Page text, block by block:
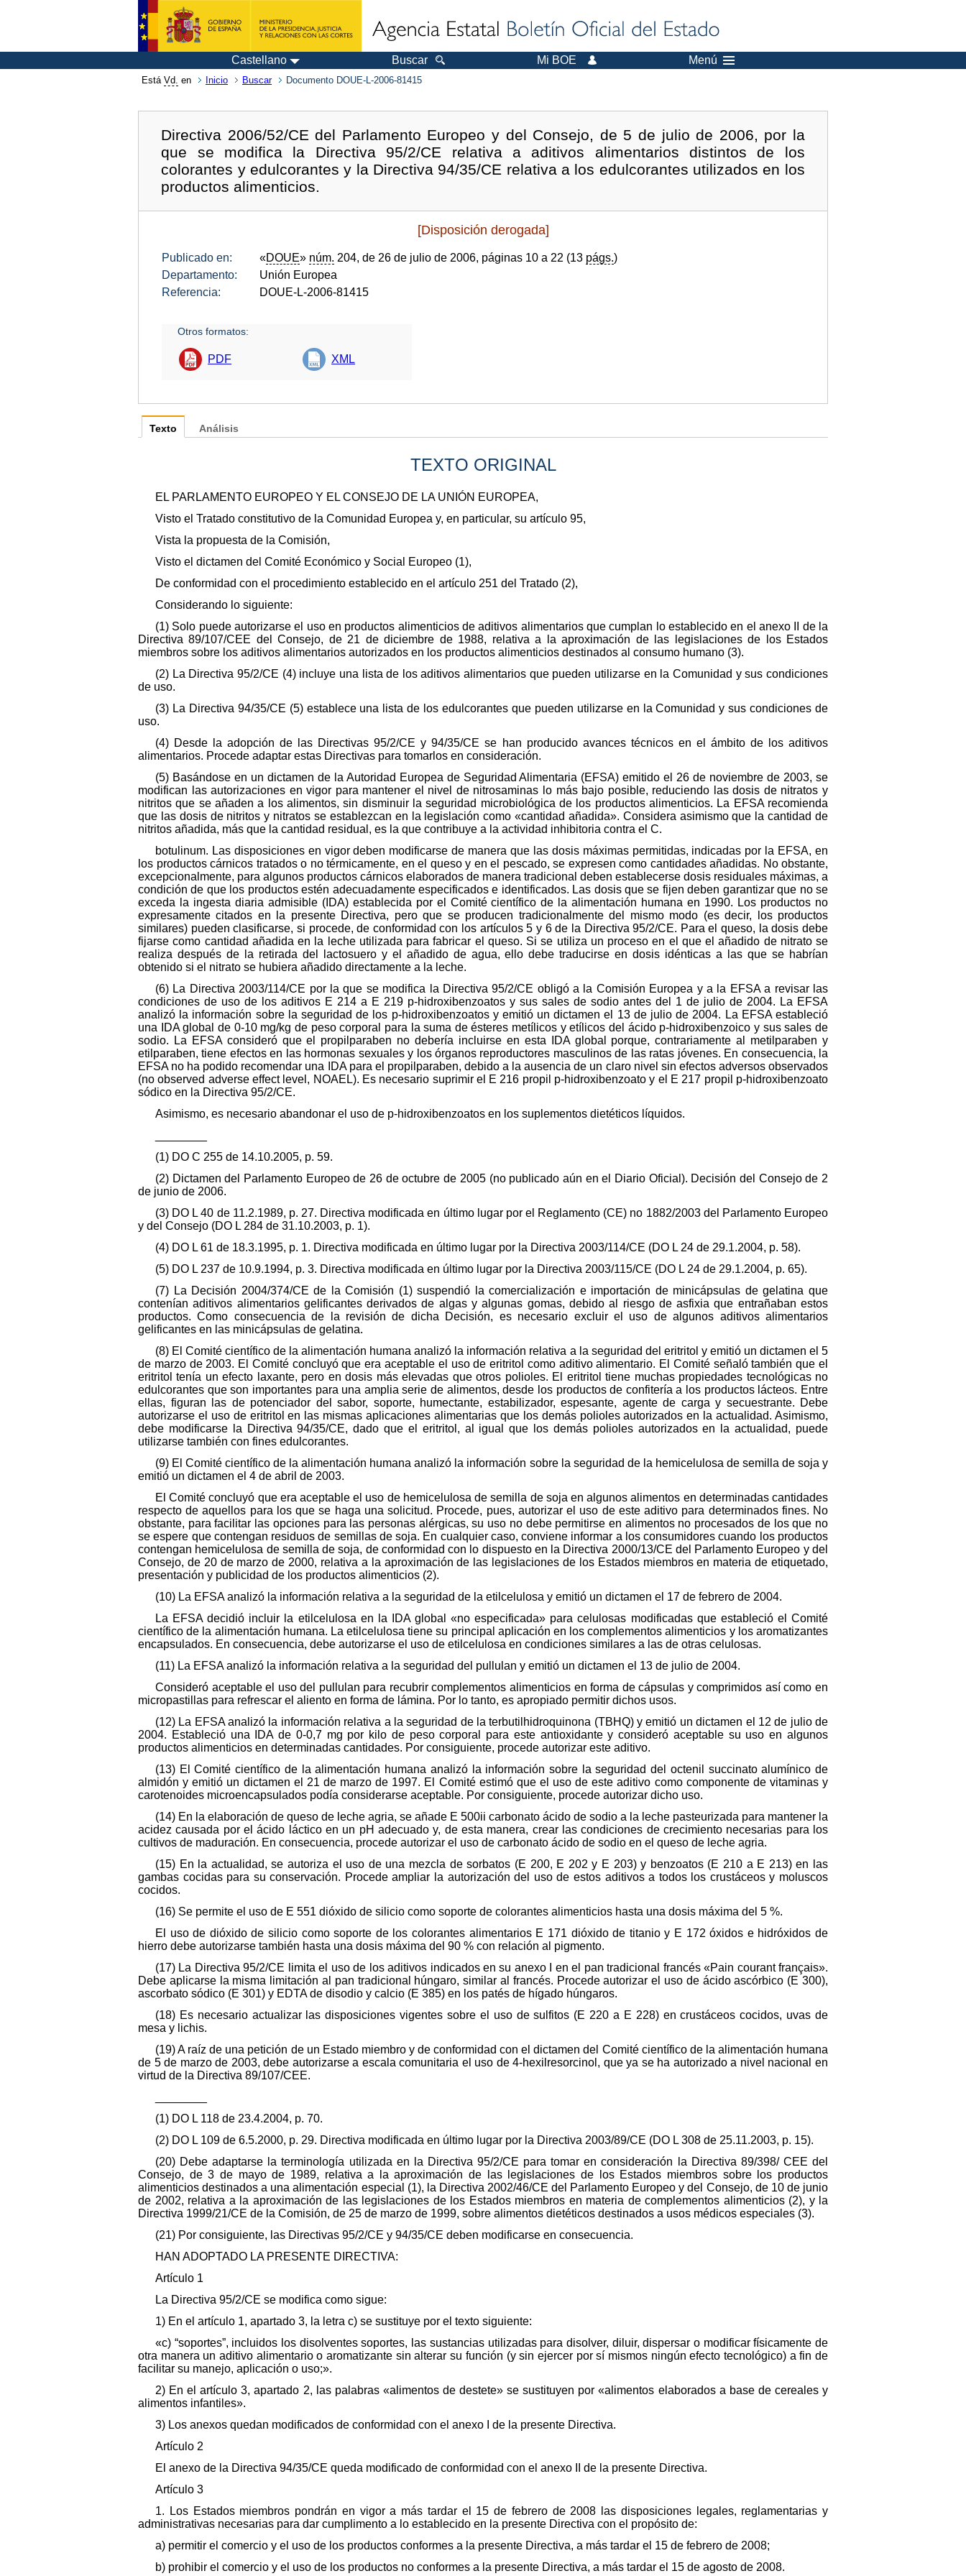
Castellano Buscar Mi BOE Menú
Está Vd. en Inicio Buscar Documento DOUE-L-2006-81415
Directiva 2006/52/CE del Parlamento Europeo y del Consejo, de 5 de julio de 2006, por la
que se modifica la Directiva 95/2/CE relativa a aditivos alimentarios distintos de los
colorantes y edulcorantes y la Directiva 94/35/CE relativa a los edulcorantes utilizados en los
productos alimenticios.
[Disposición derogada]
Publicado en: «DOUE» núm. 204, de 26 de julio de 2006, páginas 10 a 22 (13 págs.)
Departamento:
Unión Europea
Referencia:
DOUE-L-2006-81415
Otros formatos:
PDF XML
Texto
TEXTO ORIGINAL
EL PARLAMENTO EUROPEO Y EL CONSEJO DE LA UNIÓN EUROPEA,
Visto el Tratado constitutivo de la Comunidad Europea y, en particular, su artículo 95,
Vista la propuesta de la Comisión,
Visto el dictamen del Comité Económico y Social Europeo (1),
De conformidad con el procedimiento establecido en el artículo 251 del Tratado (2),
Considerando lo siguiente:
(1) Solo puede autorizarse el uso en productos alimenticios de aditivos alimentarios que cumplan lo establecido en el anexo II de la
Directiva 89/107/CEE del Consejo, de 21 de diciembre de 1988, relativa a la aproximación de las legislaciones de los Estados
miembros sobre los aditivos alimentarios autorizados en los productos alimenticios destinados al consumo humano (3).
(2) La Directiva 95/2/CE (4) incluye una lista de los aditivos alimentarios que pueden utilizarse en la Comunidad y sus condiciones
de uso.
(3) La Directiva 94/35/CE (5) establece una lista de los edulcorantes que pueden utilizarse en la Comunidad y sus condiciones de
uso.
(4) Desde la adopción de las Directivas 95/2/CE y 94/35/CE se han producido avances técnicos en el ámbito de los aditivos
alimentarios. Procede adaptar estas Directivas para tomarlos en consideración.
(5) Basándose en un dictamen de la Autoridad Europea de Seguridad Alimentaria (EFSA) emitido el 26 de noviembre de 2003, se
modifican las autorizaciones en vigor para mantener el nivel de nitrosaminas lo más bajo posible, reduciendo las dosis de nitratos y
nitritos que se añaden a los alimentos, sin disminuir la seguridad microbiológica de los productos alimenticios. La EFSA recomienda
que las dosis de nitritos y nitratos se establezcan en la legislación como «cantidad añadida». Considera asimismo que la cantidad de
nitritos añadida, más que la cantidad residual, es la que contribuye a la actividad inhibitoria contra el C.
botulinum. Las disposiciones en vigor deben modificarse de manera que las dosis máximas permitidas, indicadas por la EFSA, en
los productos cárnicos tratados o no térmicamente, en el queso y en el pescado, se expresen como cantidades añadidas. No obstante,
excepcionalmente, para algunos productos cárnicos elaborados de manera tradicional deben establecerse dosis residuales máximas, a
condición de que los productos estén adecuadamente especificados e identificados. Las dosis que se fijen deben garantizar que no se
exceda la ingesta diaria admisible (IDA) establecida por el Comité científico de la alimentación humana en 1990. Los productos no
expresamente citados en la presente Directiva, pero que se producen tradicionalmente del mismo modo (es decir, los productos
similares) pueden clasificarse, si procede, de conformidad con los artículos 5 y 6 de la Directiva 95/2/CE. Para el queso, la dosis debe
fijarse como cantidad añadida en la leche utilizada para fabricar el queso. Si se utiliza un proceso en el que el añadido de nitrato se
realiza después de la retirada del lactosuero y el añadido de agua, ello debe traducirse en dosis idénticas a las que se habrían
obtenido si el nitrato se hubiera añadido directamente a la leche.
(6) La Directiva 2003/114/CE por la que se modifica la Directiva 95/2/CE obligó a la Comisión Europea y a la EFSA a revisar las
condiciones de uso de los aditivos E 214 a E 219 p-hidroxibenzoatos y sus sales de sodio antes del 1 de julio de 2004. La EFSA
analizó la información sobre la seguridad de los p-hidroxibenzoatos y emitió un dictamen el 13 de julio de 2004. La EFSA estableció
una IDA global de 0‑10 mg/kg de peso corporal para la suma de ésteres metílicos y etílicos del ácido p‑hidroxibenzoico y sus sales de
sodio. La EFSA consideró que el propilparaben no debería incluirse en esta IDA global porque, contrariamente al metilparaben y
etilparaben, tiene efectos en las hormonas sexuales y los órganos reproductores masculinos de las ratas jóvenes. En consecuencia, la
EFSA no ha podido recomendar una IDA para el propilparaben, debido a la ausencia de un claro nivel sin efectos adversos observados
(no observed adverse effect level, NOAEL). Es necesario suprimir el E 216 propil p-hidroxibenzoato y el E 217 propil p‑hidroxibenzoato
sódico en la Directiva 95/2/CE.
Asimismo, es necesario abandonar el uso de p‑hidroxibenzoatos en los suplementos dietéticos líquidos.
(1) DO C 255 de 14.10.2005, p. 59.
(2) Dictamen del Parlamento Europeo de 26 de octubre de 2005 (no publicado aún en el Diario Oficial). Decisión del Consejo de 2
de junio de 2006.
(3) DO L 40 de 11.2.1989, p. 27. Directiva modificada en último lugar por el Reglamento (CE) no 1882/2003 del Parlamento Europeo
y del Consejo (DO L 284 de 31.10.2003, p. 1).
(4) DO L 61 de 18.3.1995, p. 1. Directiva modificada en último lugar por la Directiva 2003/114/CE (DO L 24 de 29.1.2004, p. 58).
(5) DO L 237 de 10.9.1994, p. 3. Directiva modificada en último lugar por la Directiva 2003/115/CE (DO L 24 de 29.1.2004, p. 65).
(7) La Decisión 2004/374/CE de la Comisión (1) suspendió la comercialización e importación de minicápsulas de gelatina que
contenían aditivos alimentarios gelificantes derivados de algas y algunas gomas, debido al riesgo de asfixia que entrañaban estos
productos. Como consecuencia de la revisión de dicha Decisión, es necesario excluir el uso de algunos aditivos alimentarios
gelificantes en las minicápsulas de gelatina.
(8) El Comité científico de la alimentación humana analizó la información relativa a la seguridad del eritritol y emitió un dictamen el 5
de marzo de 2003. El Comité concluyó que era aceptable el uso de eritritol como aditivo alimentario. El Comité señaló también que el
eritritol tenía un efecto laxante, pero en dosis más elevadas que otros polioles. El eritritol tiene muchas propiedades tecnológicas no
edulcorantes que son importantes para una amplia serie de alimentos, desde los productos de confitería a los productos lácteos. Entre
ellas, figuran las de potenciador del sabor, soporte, humectante, estabilizador, espesante, agente de carga y secuestrante. Debe
autorizarse el uso de eritritol en las mismas aplicaciones alimentarias que los demás polioles autorizados en la actualidad. Asimismo,
debe modificarse la Directiva 94/35/CE, dado que el eritritol, al igual que los demás polioles autorizados en la actualidad, puede
utilizarse también con fines edulcorantes.
(9) El Comité científico de la alimentación humana analizó la información sobre la seguridad de la hemicelulosa de semilla de soja y
emitió un dictamen el 4 de abril de 2003.
El Comité concluyó que era aceptable el uso de hemicelulosa de semilla de soja en algunos alimentos en determinadas cantidades
respecto de aquellos para los que se haga una solicitud. Procede, pues, autorizar el uso de este aditivo para determinados fines. No
obstante, para facilitar las opciones para las personas alérgicas, su uso no debe permitirse en alimentos no procesados de los que no
se espere que contengan residuos de semillas de soja. En cualquier caso, conviene informar a los consumidores cuando los productos
contengan hemicelulosa de semilla de soja, de conformidad con lo dispuesto en la Directiva 2000/13/CE del Parlamento Europeo y del
Consejo, de 20 de marzo de 2000, relativa a la aproximación de las legislaciones de los Estados miembros en materia de etiquetado,
presentación y publicidad de los productos alimenticios (2).
(10) La EFSA analizó la información relativa a la seguridad de la etilcelulosa y emitió un dictamen el 17 de febrero de 2004.
La EFSA decidió incluir la etilcelulosa en la IDA global «no especificada» para celulosas modificadas que estableció el Comité
científico de la alimentación humana. La etilcelulosa tiene su principal aplicación en los complementos alimenticios y los aromatizantes
encapsulados. En consecuencia, debe autorizarse el uso de etilcelulosa en condiciones similares a las de otras celulosas.
(11) La EFSA analizó la información relativa a la seguridad del pullulan y emitió un dictamen el 13 de julio de 2004.
Consideró aceptable el uso del pullulan para recubrir complementos alimenticios en forma de cápsulas y comprimidos así como en
micropastillas para refrescar el aliento en forma de lámina. Por lo tanto, es apropiado permitir dichos usos.
(12) La EFSA analizó la información relativa a la seguridad de la terbutilhidroquinona (TBHQ) y emitió un dictamen el 12 de julio de
2004. Estableció una IDA de 0‑0,7 mg por kilo de peso corporal para este antioxidante y consideró aceptable su uso en algunos
productos alimenticios en determinadas cantidades. Por consiguiente, procede autorizar este aditivo.
(13) El Comité científico de la alimentación humana analizó la información sobre la seguridad del octenil succinato alumínico de
almidón y emitió un dictamen el 21 de marzo de 1997. El Comité estimó que el uso de este aditivo como componente de vitaminas y
carotenoides microencapsulados podía considerarse aceptable. Por consiguiente, procede autorizar dicho uso.
(14) En la elaboración de queso de leche agria, se añade E 500ii carbonato ácido de sodio a la leche pasteurizada para mantener la
acidez causada por el ácido láctico en un pH adecuado y, de esta manera, crear las condiciones de crecimiento necesarias para los
cultivos de maduración. En consecuencia, procede autorizar el uso de carbonato ácido de sodio en el queso de leche agria.
(15) En la actualidad, se autoriza el uso de una mezcla de sorbatos (E 200, E 202 y E 203) y benzoatos (E 210 a E 213) en las
gambas cocidas para su conservación. Procede ampliar la autorización del uso de estos aditivos a todos los crustáceos y moluscos
cocidos.
(16) Se permite el uso de E 551 dióxido de silicio como soporte de colorantes alimenticios hasta una dosis máxima del 5 %.
El uso de dióxido de silicio como soporte de los colorantes alimentarios E 171 dióxido de titanio y E 172 óxidos e hidróxidos de
hierro debe autorizarse también hasta una dosis máxima del 90 % con relación al pigmento.
(17) La Directiva 95/2/CE limita el uso de los aditivos indicados en su anexo I en el pan tradicional francés «Pain courant français».
Debe aplicarse la misma limitación al pan tradicional húngaro, similar al francés. Procede autorizar el uso de ácido ascórbico (E 300),
ascorbato sódico (E 301) y EDTA de disodio y calcio (E 385) en los patés de hígado húngaros.
(18) Es necesario actualizar las disposiciones vigentes sobre el uso de sulfitos (E 220 a E 228) en crustáceos cocidos, uvas de
mesa y lichis.
(19) A raíz de una petición de un Estado miembro y de conformidad con el dictamen del Comité científico de la alimentación humana
de 5 de marzo de 2003, debe autorizarse a escala comunitaria el uso de 4‑hexilresorcinol, que ya se ha autorizado a nivel nacional en
virtud de la Directiva 89/107/CEE.
(1) DO L 118 de 23.4.2004, p. 70.
(2) DO L 109 de 6.5.2000, p. 29. Directiva modificada en último lugar por la Directiva 2003/89/CE (DO L 308 de 25.11.2003, p. 15).
(20) Debe adaptarse la terminología utilizada en la Directiva 95/2/CE para tomar en consideración la Directiva 89/398/ CEE del
Consejo, de 3 de mayo de 1989, relativa a la aproximación de las legislaciones de los Estados miembros sobre los productos
alimenticios destinados a una alimentación especial (1), la Directiva 2002/46/CE del Parlamento Europeo y del Consejo, de 10 de junio
de 2002, relativa a la aproximación de las legislaciones de los Estados miembros en materia de complementos alimenticios (2), y la
Directiva 1999/21/CE de la Comisión, de 25 de marzo de 1999, sobre alimentos dietéticos destinados a usos médicos especiales (3).
(21) Por consiguiente, las Directivas 95/2/CE y 94/35/CE deben modificarse en consecuencia.
HAN ADOPTADO LA PRESENTE DIRECTIVA:
Artículo 1
La Directiva 95/2/CE se modifica como sigue:
1) En el artículo 1, apartado 3, la letra c) se sustituye por el texto siguiente:
«c) “soportes”, incluidos los disolventes soportes, las sustancias utilizadas para disolver, diluir, dispersar o modificar físicamente de
otra manera un aditivo alimentario o aromatizante sin alterar su función (y sin ejercer por sí mismos ningún efecto tecnológico) a fin de
facilitar su manejo, aplicación o uso;».
2) En el artículo 3, apartado 2, las palabras «alimentos de destete» se sustituyen por «alimentos elaborados a base de cereales y
alimentos infantiles».
3) Los anexos quedan modificados de conformidad con el anexo I de la presente Directiva.
Artículo 2
El anexo de la Directiva 94/35/CE queda modificado de conformidad con el anexo II de la presente Directiva.
Artículo 3
1. Los Estados miembros pondrán en vigor a más tardar el 15 de febrero de 2008 las disposiciones legales, reglamentarias y
administrativas necesarias para dar cumplimento a lo establecido en la presente Directiva con el propósito de:
a) permitir el comercio y el uso de los productos conformes a la presente Directiva, a más tardar el 15 de febrero de 2008;
b) prohibir el comercio y el uso de los productos no conformes a la presente Directiva, a más tardar el 15 de agosto de 2008.
Análisis